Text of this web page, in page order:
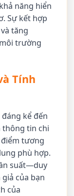
năng hiển
Sự kết hợp
tăng
trường
Tính
kể đến
tin chi
tương
phù hợp.
suất—duy
của bạn
của